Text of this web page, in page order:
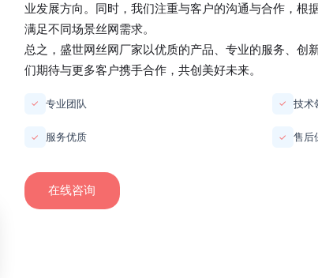
业发展方向。同时，我们注重与客户的沟通与合作，根
满足不同场景丝网需求。
总之， 盛世网丝网厂家以优质的产品、专业的服务、创
们期待与更多客户携手合作，共创美好未来。
✓ 专业团队 ✓ 技术
✓ 服务优质 ✓ 售后
在线咨询